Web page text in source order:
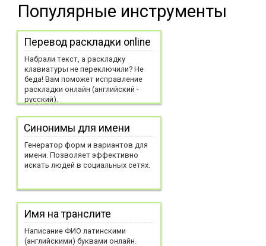
Популярные инструменты
Перевод раскладки online
Набрали текст, а раскладку
клавиатуры не переключили? Не
беда! Вам поможет исправление
раскладки онлайн (английский -
русский).
Синонимы для имени
Генератор форм и вариантов для
имени. Позволяет эффективно
искать людей в социальных сетях.
Имя на транслите
Написание ФИО латинскими
(английскими) буквами онлайн.